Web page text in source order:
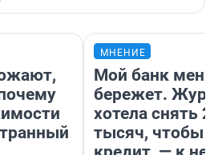
МНЕНИЕ
Мой банк меня
бережет.
хотела снять
тысяч, чтобы